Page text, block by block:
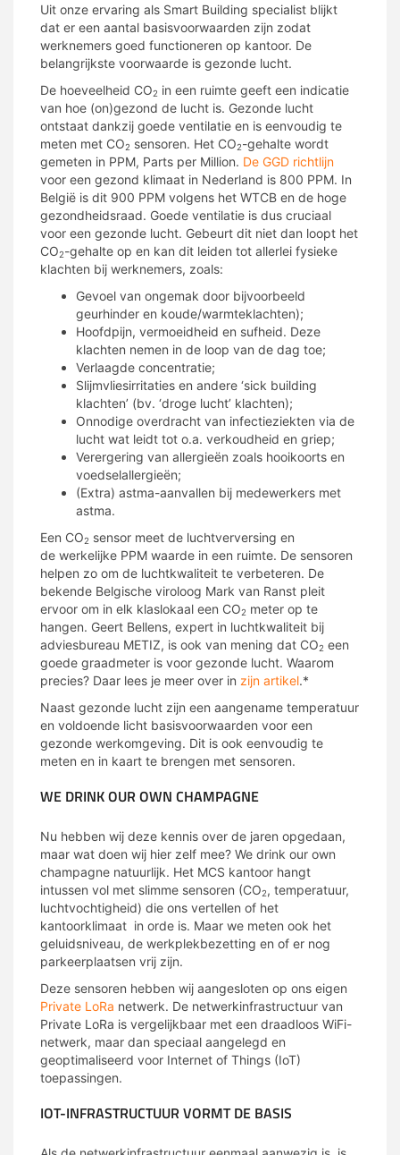
Uit onze ervaring als Smart Building specialist blijkt
dat er een aantal basisvoorwaarden zijn zodat
werknemers goed functioneren op kantoor. De
belangrijkste voorwaarde is gezonde lucht.
De hoeveelheid CO2 in een ruimte geeft een indicatie
van hoe (on)gezond de lucht is. Gezonde lucht
ontstaat dankzij goede ventilatie en is eenvoudig te
meten met CO2 sensoren. Het CO2-gehalte wordt
gemeten in PPM, Parts per Million. De GGD richtlijn
voor een gezond klimaat in Nederland is 800 PPM. In
België is dit 900 PPM volgens het WTCB en de hoge
gezondheidsraad. Goede ventilatie is dus cruciaal
voor een gezonde lucht. Gebeurt dit niet dan loopt het
CO2-gehalte op en kan dit leiden tot allerlei fysieke
klachten bij werknemers, zoals:
Gevoel van ongemak door bijvoorbeeld
geurhinder en koude/warmteklachten);
Hoofdpijn, vermoeidheid en sufheid. Deze
klachten nemen in de loop van de dag toe;
Verlaagde concentratie;
Slijmvliesirritaties en andere ‘sick building
klachten’ (bv. ‘droge lucht’ klachten);
Onnodige overdracht van infectieziekten via de
lucht wat leidt tot o.a. verkoudheid en griep;
Verergering van allergieën zoals hooikoorts en
voedselallergieën;
(Extra) astma-aanvallen bij medewerkers met
astma.
Een CO2 sensor meet de luchtverversing en
de werkelijke PPM waarde in een ruimte. De sensoren
helpen zo om de luchtkwaliteit te verbeteren. De
bekende Belgische viroloog Mark van Ranst pleit
ervoor om in elk klaslokaal een CO2 meter op te
hangen. Geert Bellens, expert in luchtkwaliteit bij
adviesbureau METIZ, is ook van mening dat CO2 een
goede graadmeter is voor gezonde lucht. Waarom
precies? Daar lees je meer over in zijn artikel.*
Naast gezonde lucht zijn een aangename temperatuur
en voldoende licht basisvoorwaarden voor een
gezonde werkomgeving. Dit is ook eenvoudig te
meten en in kaart te brengen met sensoren.
WE DRINK OUR OWN CHAMPAGNE
Nu hebben wij deze kennis over de jaren opgedaan,
maar wat doen wij hier zelf mee? We drink our own
champagne natuurlijk. Het MCS kantoor hangt
intussen vol met slimme sensoren (CO2, temperatuur,
luchtvochtigheid) die ons vertellen of het
kantoorklimaat in orde is. Maar we meten ook het
geluidsniveau, de werkplekbezetting en of er nog
parkeerplaatsen vrij zijn.
Deze sensoren hebben wij aangesloten op ons eigen
Private LoRa netwerk. De netwerkinfrastructuur van
Private LoRa is vergelijkbaar met een draadloos WiFi-
netwerk, maar dan speciaal aangelegd en
geoptimaliseerd voor Internet of Things (IoT)
toepassingen.
IOT-INFRASTRUCTUUR VORMT DE BASIS